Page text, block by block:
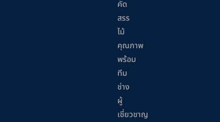
คัด
สรร
ไม้
คุณภาพ
พร้อม
ทีม
ช่าง
ผู้
เชี่ยวชาญ